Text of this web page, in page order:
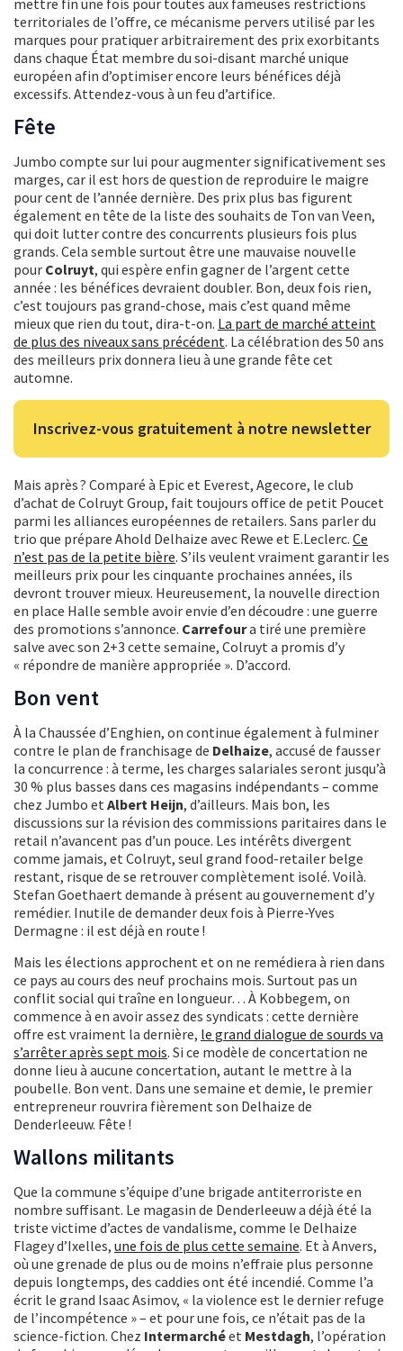
territoriales de l’offre, ce mécanisme pervers utilisé par les
marques pour pratiquer arbitrairement des prix exorbitants
dans chaque État membre du soi-disant marché unique
européen afin d’optimiser encore leurs bénéfices déjà
excessifs. Attendez-vous à un feu d’artifice.
Fête
Jumbo compte sur lui pour augmenter significativement ses
marges, car il est hors de question de reproduire le maigre
pour cent de l’année dernière. Des prix plus bas figurent
également en tête de la liste des souhaits de Ton van Veen,
qui doit lutter contre des concurrents plusieurs fois plus
grands. Cela semble surtout être une mauvaise nouvelle
pour Colruyt, qui espère enfin gagner de l’argent cette
année : les bénéfices devraient doubler. Bon, deux fois rien,
c’est toujours pas grand-chose, mais c’est quand même
mieux que rien du tout, dira-t-on. La part de marché atteint
de plus des niveaux sans précédent. La célébration des 50 ans
des meilleurs prix donnera lieu à une grande fête cet
automne.
Inscrivez-vous gratuitement à notre newsletter
Mais après ? Comparé à Epic et Everest, Agecore, le club
d’achat de Colruyt Group, fait toujours office de petit Poucet
parmi les alliances européennes de retailers. Sans parler du
trio que prépare Ahold Delhaize avec Rewe et E.Leclerc. Ce
n’est pas de la petite bière. S’ils veulent vraiment garantir les
meilleurs prix pour les cinquante prochaines années, ils
devront trouver mieux. Heureusement, la nouvelle direction
en place Halle semble avoir envie d’en découdre : une guerre
des promotions s’annonce. Carrefoura tiré une première
salve avec son 2+3 cette semaine, Colruyt a promis d’y
« répondre de manière appropriée ». D’accord.
Bon vent
À la Chaussée d’Enghien, on continue également à fulminer
contre le plan de franchisage de Delhaize, accusé de fausser
la concurrence : à terme, les charges salariales seront jusqu’à
30 % plus basses dans ces magasins indépendants – comme
chez Jumbo et Albert Heijn, d’ailleurs. Mais bon, les
discussions sur la révision des commissions paritaires dans le
retail n’avancent pas d’un pouce. Les intérêts divergent
comme jamais, et Colruyt, seul grand food-retailer belge
restant, risque de se retrouver complètement isolé. Voilà.
Stefan Goethaert demande à présent au gouvernement d’y
remédier. Inutile de demander deux fois à Pierre-Yves
Dermagne : il est déjà en route !
Mais les élections approchent et on ne remédiera à rien dans
ce pays au cours des neuf prochains mois. Surtout pas un
conflit social qui traîne en longueur… À Kobbegem, on
commence à en avoir assez des syndicats : cette dernière
offre est vraiment la dernière, le grand dialogue de sourds va
s’arrêter après sept mois. Si ce modèle de concertation ne
donne lieu à aucune concertation, autant le mettre à la
poubelle. Bon vent. Dans une semaine et demie, le premier
entrepreneur rouvrira fièrement son Delhaize de
Denderleeuw. Fête !
Wallons militants
Que la commune s’équipe d’une brigade antiterroriste en
nombre suffisant. Le magasin de Denderleeuw a déjà été la
triste victime d’actes de vandalisme, comme le Delhaize
Flagey d’Ixelles, une fois de plus cette semaine. Et à Anvers,
où une grenade de plus ou de moins n’effraie plus personne
depuis longtemps, des caddies ont été incendié. Comme l’a
écrit le grand Isaac Asimov, « la violence est le dernier refuge
de l’incompétence » – et pour une fois, ce n’était pas de la
science-fiction. Chez Intermarchéet Mestdagh, l’opération